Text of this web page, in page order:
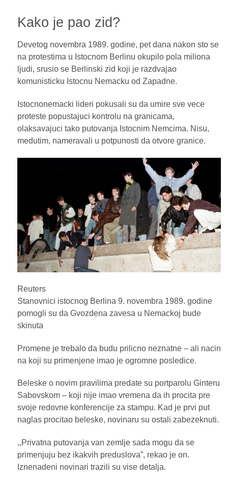
Kako je pao zid?
Devetog novembra 1989. godine, pet dana nakon sto se
na protestima u Istocnom Berlinu okupilo pola miliona
ljudi, srusio se Berlinski zid koji je razdvajao
komunisticku Istocnu Nemacku od Zapadne.
Istocnonemacki lideri pokusali su da umire sve vece
proteste popustajuci kontrolu na granicama,
olaksavajuci tako putovanja Istocnim Nemcima. Nisu,
medutim, nameravali u potpunosti da otvore granice.
Reuters
Stanovnici istocnog Berlina 9. novembra 1989. godine
pomogli su da Gvozdena zavesa u Nemackoj bude
skinuta
Promene je trebalo da budu prilicno neznatne – ali nacin
na koji su primenjene imao je ogromne posledice.
Beleske o novim pravilima predate su portparolu Ginteru
Sabovskom – koji nije imao vremena da ih procita pre
svoje redovne konferencije za stampu. Kad je prvi put
naglas procitao beleske, novinaru su ostali zabezeknuti.
,,Privatna putovanja van zemlje sada mogu da se
primenjuju bez ikakvih preduslova”, rekao je on.
Iznenadeni novinari trazili su vise detalja.